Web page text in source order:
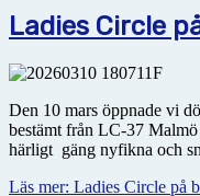
Ladies Circle
Den 10 mars öppnade vi
bestämt från LC-37
härligt gäng nyfikna och
Läs mer: Ladies Circle på